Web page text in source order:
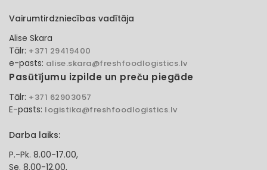
Vairumtirdzniecības vadītāja
Alise Skara
Tālr: +371 29419400
e-pasts: alise.skara@freshfoodlogistics.lv
Pasūtījumu izpilde un preču piegāde
Tālr: +371 62903057
E-pasts: logistika@freshfoodlogistics.lv
Darba laiks:
P.-Pk. 8.00-17.00,
Se. 8.00-12.00,